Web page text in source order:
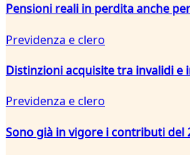
Pensioni reali in perdita anche
Previdenza e clero
Distinzioni acquisite tra invalidi e
Previdenza e clero
Sono già in vigore i contributi del